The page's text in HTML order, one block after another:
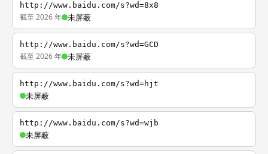
http://www.baidu.com/s?wd=8x8
截至 2026 年 未屏蔽
http://www.baidu.com/s?wd=GCD
截至 2026 年 未屏蔽
http://www.baidu.com/s?wd=hjt
未屏蔽
http://www.baidu.com/s?wd=wjb
未屏蔽